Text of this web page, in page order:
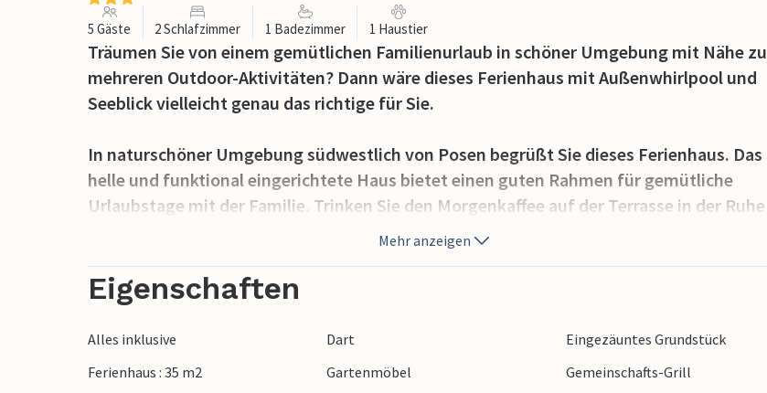
5 Gäste 2 Schlafzimmer 1 Badezimmer 1 Haustier
Träumen Sie von einem gemütlichen Familienurlaub in schöner Umgebung mit Nähe zu
mehreren Outdoor-Aktivitäten? Dann wäre dieses Ferienhaus mit Außenwhirlpool und
Seeblick vielleicht genau das richtige für Sie.
In naturschöner Umgebung südwestlich von Posen begrüßt Sie dieses Ferienhaus. Das
helle und funktional eingerichtete Haus bietet einen guten Rahmen für gemütliche
Urlaubstage mit der Familie. Trinken Sie den Morgenkaffee auf der Terrasse in der Ruhe
der Natur beim Blick auf den See und die Landschaft. Abends können Sie ein
sommerliches Barbecue für Ihre Lieben veranstalten und nachher den Tag im Whirlpool
ausklingen lassen.
Sie wohnen in idyllischer Lage am See Jezioro Wilcze, der im Sommer zu vergnügsamen
werden Sie das Abendessen fangen? Unterhalten Sie sich bei einer Runde Darts oder
Mehr anzeigen
Eigenschaften
Alles inklusive Dart
Eingezäuntes Grundstück
Ferienhaus : 35 m2
Gartenmöbel
Gemeinschafts-Grill